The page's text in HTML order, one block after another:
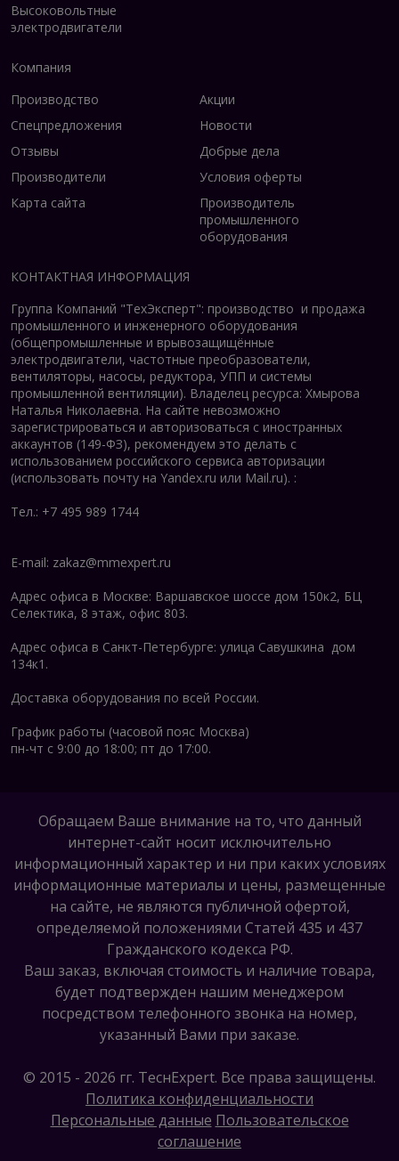
Высоковольтные
электродвигатели
Компания
Производство
Акции
Спецпредложения
Новости
Отзывы
Добрые дела
Производители
Условия оферты
Карта сайта
Производитель
промышленного
оборудования
КОНТАКТНАЯ ИНФОРМАЦИЯ
Группа Компаний "ТехЭксперт": производство и продажа
промышленного и инженерного оборудования
(общепромышленные и врывозащищённые
электродвигатели, частотные преобразователи,
вентиляторы, насосы, редуктора, УПП и системы
промышленной вентиляции). Владелец ресурса: Хмырова
Наталья Николаевна. На сайте невозможно
зарегистрироваться и авторизоваться с иностранных
аккаунтов (149-ФЗ), рекомендуем это делать с
использованием российского сервиса авторизации
(использовать почту на Yandex.ru или Mail.ru). :
Тел.: +7 495 989 1744
E-mail: zakaz@mmexpert.ru
Адрес офиса в Москве: Варшавское шоссе дом 150к2, БЦ
Селектика, 8 этаж, офис 803.
Адрес офиса в Санкт-Петербурге: улица Савушкина дом
134к1.
Доставка оборудования по всей России.
График работы (часовой пояс Москва)
пн-чт с 9:00 до 18:00; пт до 17:00.
Обращаем Ваше внимание на то, что данный
интернет-сайт носит исключительно
информационный характер и ни при каких условиях
информационные материалы и цены, размещенные
на сайте, не являются публичной офертой,
определяемой положениями Статей 435 и 437
Гражданского кодекса РФ.
Ваш заказ, включая стоимость и наличие товара,
будет подтвержден нашим менеджером
посредством телефонного звонка на номер,
указанный Вами при заказе.
© 2015 - 2026 гг. ТеcнExpert. Все права защищены.
Политика конфиденциальности
Персональные данные Пользовательское
соглашение